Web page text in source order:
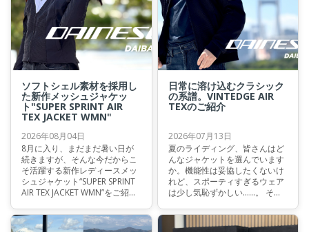
ソフトシェル素材を採用し
た新作メッシュジャケッ
ト"SUPER SPRINT AIR
TEX JACKET WMN"
2026年08月04日
8月に入り、まだまだ暑い日が
続きますが、そんな今だからこ
そ活躍する新作レディースメッ
シュジャケット“SUPER SPRINT
AIR TEX JACKET WMN”をご紹介
日常に溶け込むクラシック
の系譜。VINTEDGE AIR
TEXのご紹介
2026年07月13日
夏のライディング、皆さんはど
んなジャケットを選んでいます
か。機能性は妥協したくないけ
れど、スポーティすぎるウェア
は少し気恥ずかしい……。 そん
を持っておすすめしたい一着が
登場しました。 クラシックな風